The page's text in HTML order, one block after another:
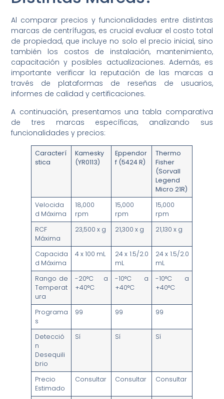
Al comparar precios y funcionalidades entre distintas
marcas de centrífugas, es crucial evaluar el costo total
de propiedad, que incluye no solo el precio inicial, sino
también los costos de instalación, mantenimiento,
capacitación y posibles actualizaciones. Además, es
importante verificar la reputación de las marcas a
través de plataformas de reseñas de usuarios,
informes de calidad y certificaciones.
A continuación, presentamos una tabla comparativa
de tres marcas específicas, analizando sus
funcionalidades y precios:
Caracterí
stica
Kamesky
(YR0113)
Eppendor
f (5424 R)
Thermo
Fisher
(Sorvall
Legend
Micro 21R)
Velocida
d Máxima
18,000
rpm
15,000
rpm
15,000
rpm
RCF
Máxima
23,500 x g 21,300 x g 21,130 x g
Capacida
d Máxima
4 x 100 mL
24 x 1.5/2.0
mL
24 x 1.5/2.0
mL
Rango de
Temperat
ura
-20°C a
+40°C
-10°C a
+40°C
-10°C a
+40°C
Programa
s
99 99 99
Detecció
n
Desequili
brio
Sí Sí Sí
Precio
Estimado
Consultar Consultar Consultar